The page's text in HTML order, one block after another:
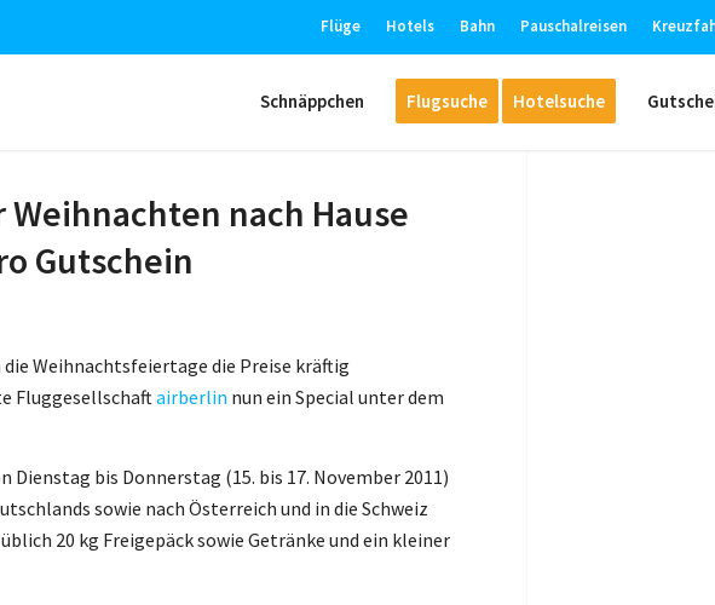
Flüge Hotels Bahn Pauschalreisen
Schnäppchen Flugsuche Hotelsuche
nach Hause
Gutschein
Weihnachtsfeiertage die Preise kräftig
Fluggesellschaftairberlin nun ein Special unter dem
Dienstag bis Donnerstag (15. bis 17. November 2011)
sowie nach Österreich und in die Schweiz
üblich 20 kg Freigepäck sowie Getränke und ein kleiner